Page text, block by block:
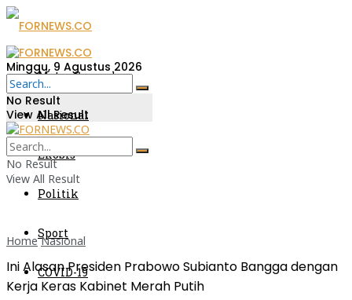
Metro Sumsel
Nasional
Ekobis
Politik
Sport
COVID-19
Minggu, 9 Agustus 2026
No Result
View All Result
No Result
View All Result
Home Nasional
Ini Alasan Presiden Prabowo Subianto Bangga dengan
Kerja Keras Kabinet Merah Putih